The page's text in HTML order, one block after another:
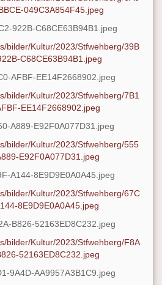
049C3A854F45.jpeg
922B-C68CE63B94B1.jpeg
bilder/Kultur/2023/Stfwehberg/39B
C68CE63B94B1.jpeg
AFBF-EE14F2668902.jpeg
bilder/Kultur/2023/Stfwehberg/7B1
EE14F2668902.jpeg
A889-E92F0A077D31.jpeg
bilder/Kultur/2023/Stfwehberg/555
E92F0A077D31.jpeg
A144-8E9D9E0A0A45.jpeg
bilder/Kultur/2023/Stfwehberg/67C
8E9D9E0A0A45.jpeg
B826-52163ED8C232.jpeg
bilder/Kultur/2023/Stfwehberg/F8A
52163ED8C232.jpeg
9A4D-AA9957A3B1C9.jpeg